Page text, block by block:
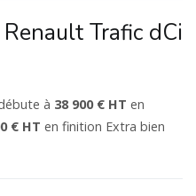
Trafic dCi
à 38 900 € HT en
€ HT en finition Extra bien